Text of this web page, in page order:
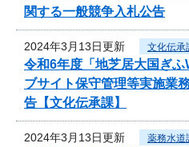
関する一般競争入札公告
2024年3月13日更新 文化伝承
令和6年度「地芝居大国ぎ
ブサイト保守管理等実施業
告【文化伝承課】
2024年3月13日更新 薬務水道